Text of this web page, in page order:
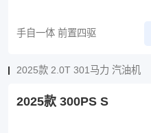
手自一体 前置四驱
2025款 2.0T 301马力 汽油机
2025款 300PS S